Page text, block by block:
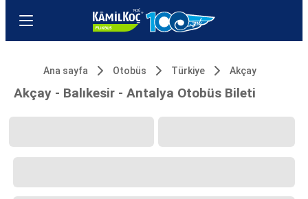
Ana sayfa Otobüs Türkiye Akçay
Akçay - Balıkesir - Antalya Otobüs Bileti